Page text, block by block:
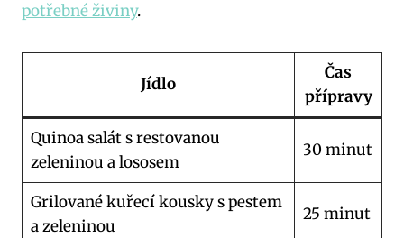
potřebné živiny.
Jídlo
Čas
přípravy
Quinoa salát⁣ s restovanou
zeleninou a ⁤lososem
30 minut
Grilované kuřecí kousky s pestem
a zeleninou
25 minut